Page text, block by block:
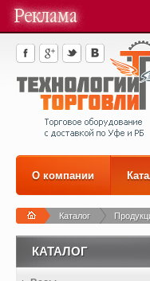
О компании
Каталог
КАТАЛОГ